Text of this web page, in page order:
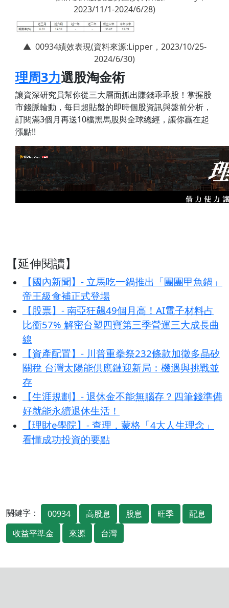
2023/11/1-2024/6/28)
▲ 00934績效表現(資料來源:Lipper，2023/10/25-
2024/6/30)
理周3力選股淘金術
讓資深研究員幫你從三大層面抓出賺錢乖乖股！掌握股
市錢脈輪動，每日超貼盤的即時個股資訊與盤前分析，
訂閱滿3個月再送10檔黑馬股與全球總經，讓你贏在起
漲點!!
【延伸閱讀】
【國內新聞】- 立馬吃一鍋推出「團團甲魚鍋」
帝王級食補正式登場
【股票】- 南亞狂飆49個月高！AI電子材料占
比衝57% 解密台塑四寶第三季營運三大成長曲
線
【資產配置】- 川普重拳祭232條款加徵多晶矽
關稅 台灣太陽能供應鏈迎新局：機遇與挑戰並
存
【生涯規劃】- 退休金不能無腦存？四筆錢準備
好就能永續退休生活！
【理財e學院】- 查理．蒙格「4大人生理念」
看懂成功投資的要點
關鍵字： 00934 高股息 股息 旺季
配息
收益平準金
來源 台灣